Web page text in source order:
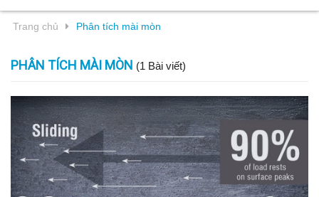
Trang chủ Phân tích mài mòn
PHÂN TÍCH MÀI MÒN (1 Bài viết)